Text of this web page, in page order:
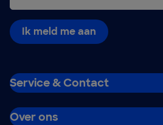
Ik meld me aan
Service & Contact
Over ons